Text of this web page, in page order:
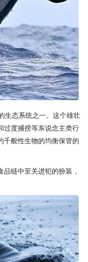
生态系统之一。这个雄壮
过度捕捞等东说念主类行
千般性生物的均衡保管的
链中至关进犯的扮装，